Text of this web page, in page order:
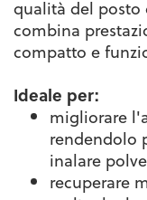
qualità del posto
combina
compatto e
Ideale per:
migliorare
rendendolo
inalare
recuperare